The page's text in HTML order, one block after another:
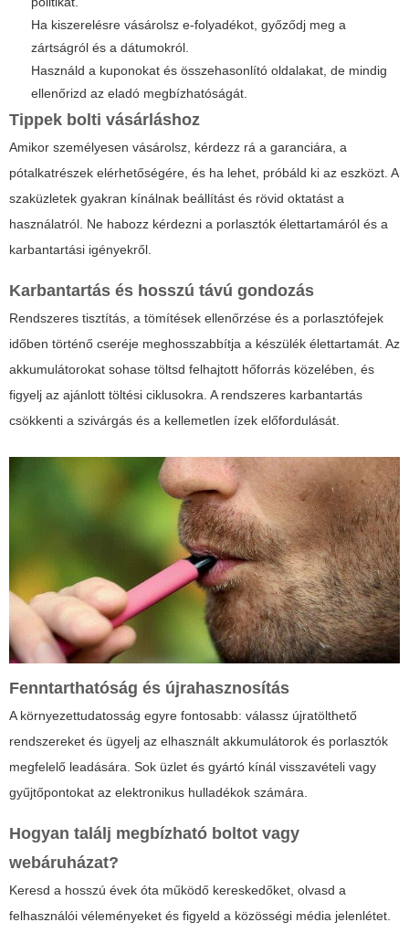
Ha kiszerelésre vásárolsz e-folyadékot, győződj meg a
zártságról és a dátumokról.
Használd a kuponokat és összehasonlító oldalakat, de mindig
ellenőrizd az eladó megbízhatóságát.
Tippek bolti vásárláshoz
Amikor személyesen vásárolsz, kérdezz rá a garanciára, a
pótalkatrészek elérhetőségére, és ha lehet, próbáld ki az eszközt. A
szaküzletek gyakran kínálnak beállítást és rövid oktatást a
használatról. Ne habozz kérdezni a porlasztók élettartamáról és a
karbantartási igényekről.
Karbantartás és hosszú távú gondozás
Rendszeres tisztítás, a tömítések ellenőrzése és a porlasztófejek
időben történő cseréje meghosszabbítja a készülék élettartamát. Az
akkumulátorokat sohase töltsd felhajtott hőforrás közelében, és
figyelj az ajánlott töltési ciklusokra. A rendszeres karbantartás
csökkenti a szivárgás és a kellemetlen ízek előfordulását.
Fenntarthatóság és újrahasznosítás
A környezettudatosság egyre fontosabb: válassz újratölthető
rendszereket és ügyelj az elhasznált akkumulátorok és porlasztók
megfelelő leadására. Sok üzlet és gyártó kínál visszavételi vagy
gyűjtőpontokat az elektronikus hulladékok számára.
Hogyan találj megbízható boltot vagy
webáruházat?
Keresd a hosszú évek óta működő kereskedőket, olvasd a
felhasználói véleményeket és figyeld a közösségi média jelenlétet.